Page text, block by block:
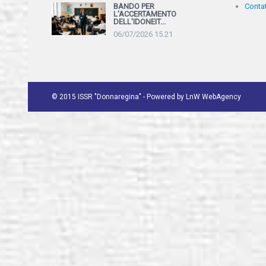
BANDO PER
L'ACCERTAMENTO
DELL'IDONEIT...
06/07/2026 15.21
© 2015 ISSR "Donnaregina" - Powered by LnW WebAgency